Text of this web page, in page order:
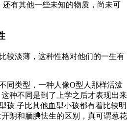
还有其他一些未知的物质，尚未可
较淡薄，这种性格对他们的一生有
同类型，一种人像O型人那样活泼
种不同是到了上学之后才表现出来
孩 子比其他血型小孩都有着比较明
朗和腼腆怯生的区别，真可谓葱花